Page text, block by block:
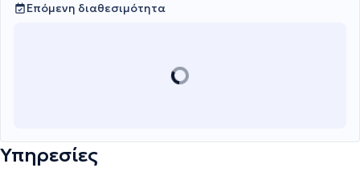
Επόμενη διαθεσιμότητα
Υπηρεσίες